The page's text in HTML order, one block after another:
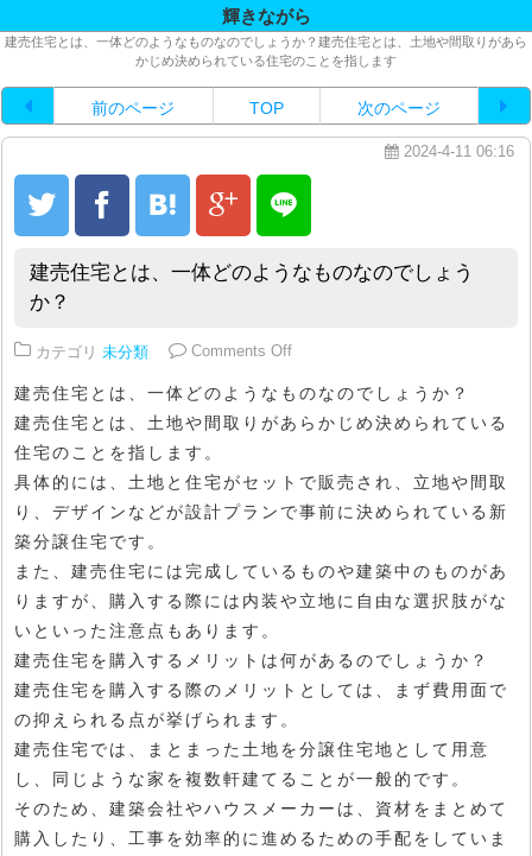
輝きながら
建売住宅とは、一体どのようなものなのでしょうか？建売住宅とは、土地や間取りがあら
かじめ決められている住宅のことを指します
前のページ TOP 次のページ
2024-4-11 06:16
建売住宅とは、一体どのようなものなのでしょう
か？
カテゴリ 未分類 Comments Offon 建売住宅とは、一体どのよう
建売住宅とは、一体どのようなものなのでしょうか？
建売住宅とは、土地や間取りがあらかじめ決められている
住宅のことを指します。
具体的には、土地と住宅がセットで販売され、立地や間取
り、デザインなどが設計プランで事前に決められている新
築分譲住宅です。
また、建売住宅には完成しているものや建築中のものがあ
りますが、購入する際には内装や立地に自由な選択肢がな
いといった注意点もあります。
建売住宅を購入するメリットは何があるのでしょうか？
建売住宅を購入する際のメリットとしては、まず費用面で
の抑えられる点が挙げられます。
建売住宅では、まとまった土地を分譲住宅地として用意
し、同じような家を複数軒建てることが一般的です。
そのため、建築会社やハウスメーカーは、資材をまとめて
購入したり、工事を効率的に進めるための手配をしていま